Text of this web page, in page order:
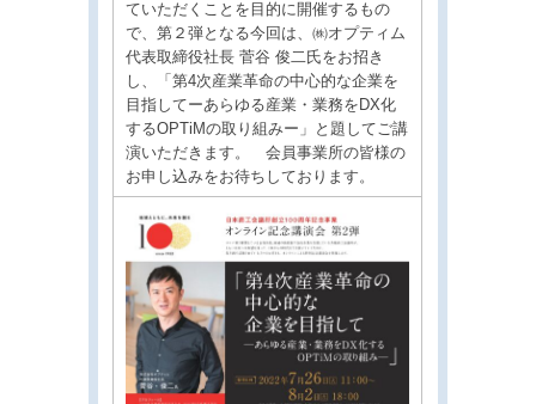
ていただくことを目的に開催するもの
で、第２弾となる今回は、㈱オプティム
代表取締役社長 菅谷 俊二氏をお招き
し、「第4次産業革命の中心的な企業を
目指してーあらゆる産業・業務をDX化
するOPTiMの取り組みー」と題してご講
演いただきます。 会員事業所の皆様の
お申し込みをお待ちしております。